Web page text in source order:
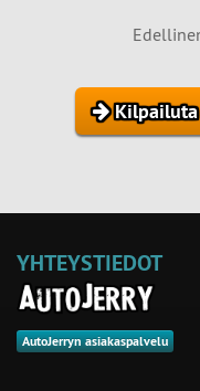
Kilpailuta
YHTEYSTIEDOT
AutoJerryn asiakaspalvelu